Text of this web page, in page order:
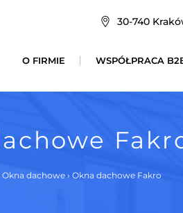
30-740
O FIRMIE WSPÓŁPRACA
Okna dachowe › Okna dachowe Fakro